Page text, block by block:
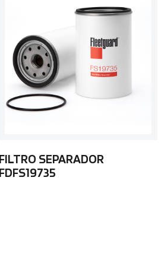
FILTRO SEPARADOR
FDFS19735